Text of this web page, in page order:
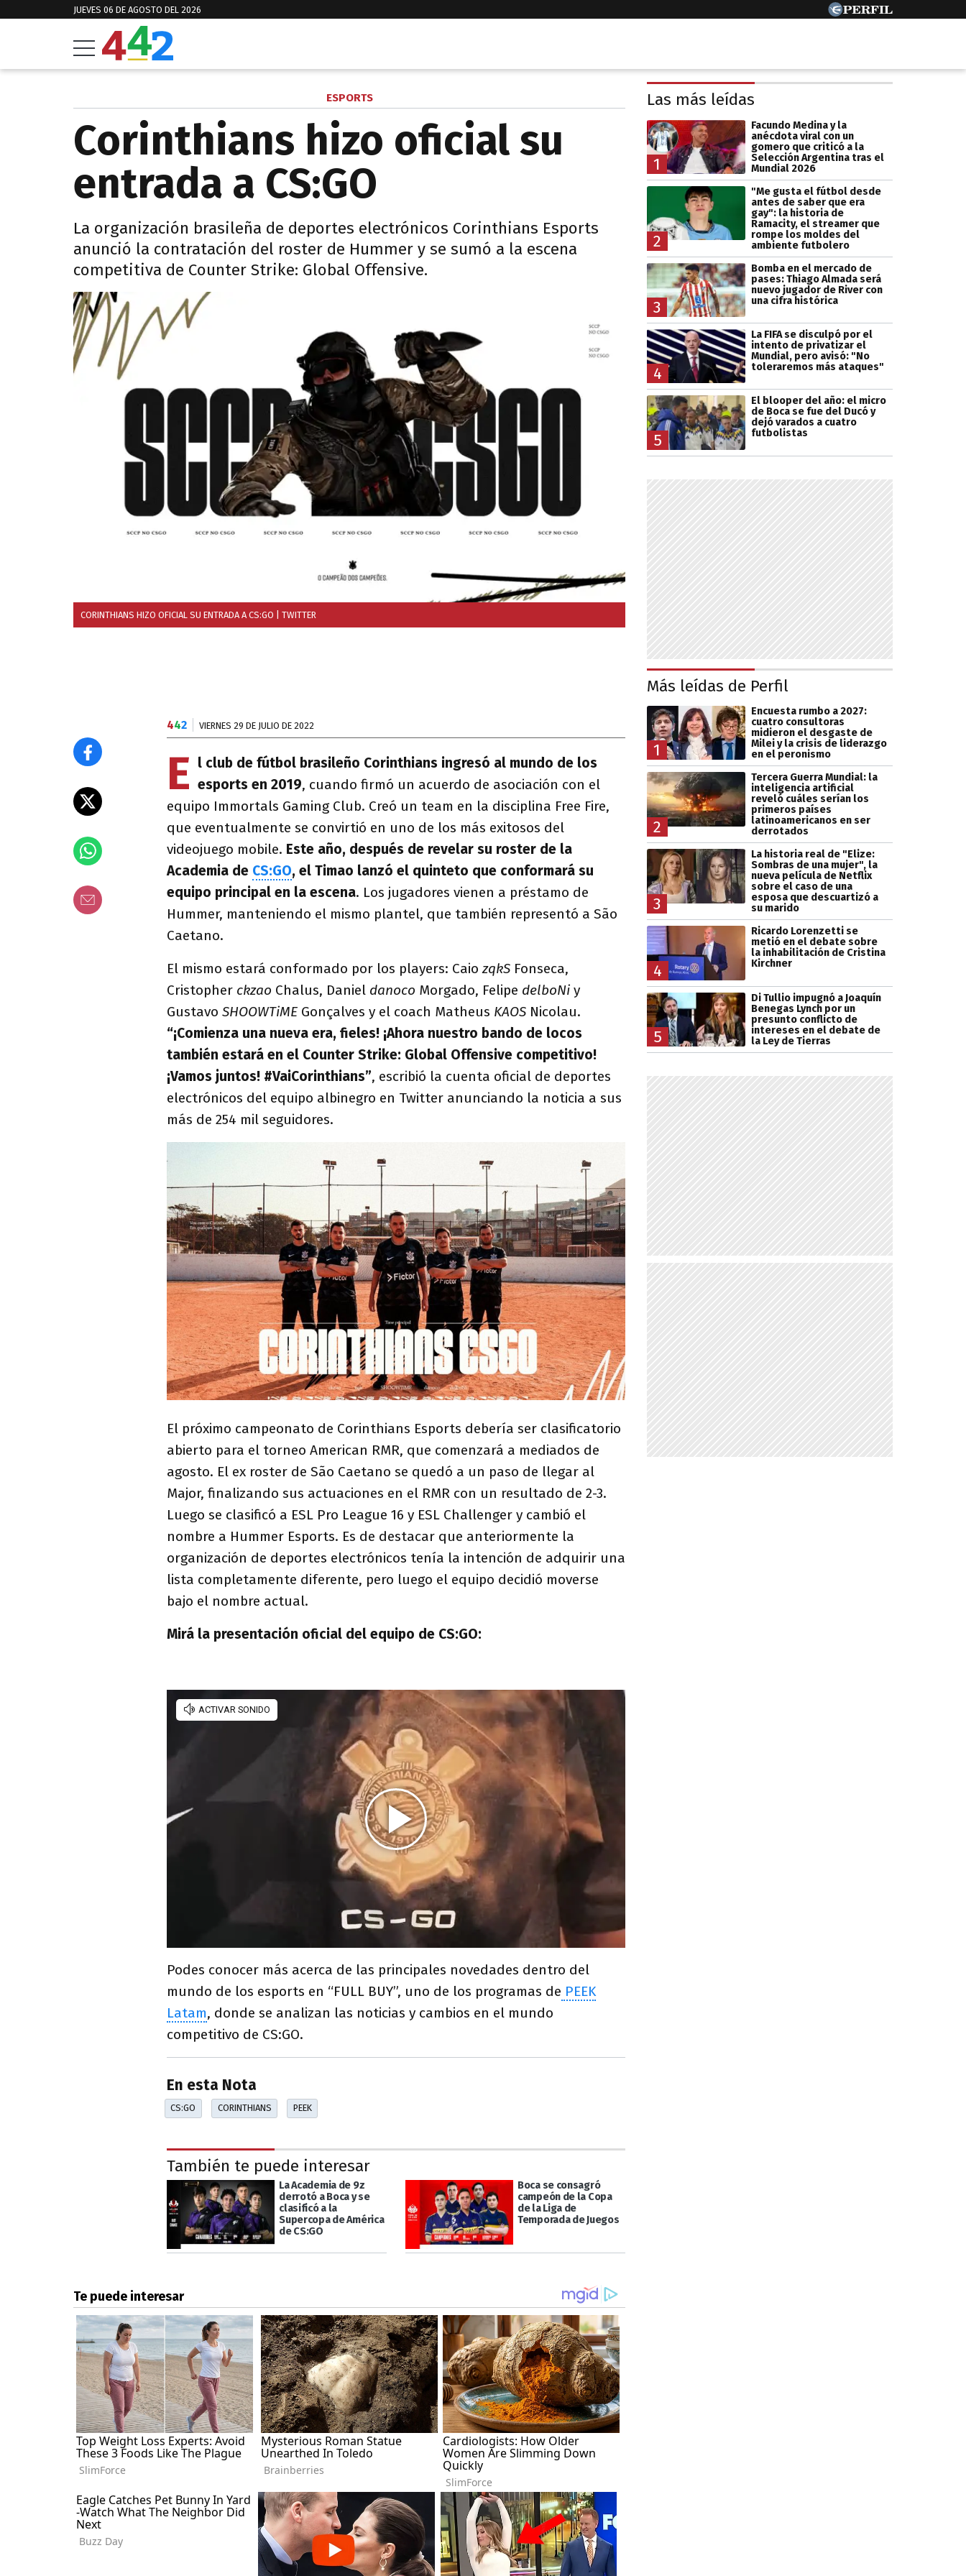
JUEVES 06 DE AGOSTO DEL 2026
ESPORTS
Corinthians hizo oficial su
entrada a CS:GO
La organización brasileña de deportes electrónicos Corinthians Esports
anunció la contratación del roster de Hummer y se sumó a la escena
competitiva de Counter Strike: Global Offensive.
CORINTHIANS HIZO OFICIAL SU ENTRADA A CS:GO | TWITTER
442 VIERNES 29 DE JULIO DE 2022
E l club de fútbol brasileño Corinthians ingresó al mundo de los
esports en 2019, cuando firmó un acuerdo de asociación con el
equipo Immortals Gaming Club. Creó un team en la disciplina Free Fire,
que eventualmente se convirtió en uno de los más exitosos del
videojuego mobile. Este año, después de revelar su roster de la
Academia de CS:GO, el Timao lanzó el quinteto que conformará su
equipo principal en la escena. Los jugadores vienen a préstamo de
Hummer, manteniendo el mismo plantel, que también representó a São
Caetano.
El mismo estará conformado por los players: CaiozqkS Fonseca,
Cristopher ckzao Chalus, Daniel danoco Morgado, Felipe delboNi y
Gustavo SHOOWTiME Gonçalves y el coach Matheus KAOS Nicolau.
“¡Comienza una nueva era, fieles! ¡Ahora nuestro bando de locos
también estará en el Counter Strike: Global Offensive competitivo!
¡Vamos juntos! #VaiCorinthians”, escribió la cuenta oficial de deportes
electrónicos del equipo albinegro en Twitter anunciando la noticia a sus
más de 254 mil seguidores.
El próximo campeonato de Corinthians Esports debería ser clasificatorio
abierto para el torneo American RMR, que comenzará a mediados de
agosto. El ex roster de São Caetano se quedó a un paso de llegar al
Major, finalizando sus actuaciones en el RMR con un resultado de 2-3.
Luego se clasificó a ESL Pro League 16 y ESL Challenger y cambió el
nombre a Hummer Esports. Es de destacar que anteriormente la
organización de deportes electrónicos tenía la intención de adquirir una
lista completamente diferente, pero luego el equipo decidió moverse
bajo el nombre actual.
Mirá la presentación oficial del equipo de CS:GO:
Podes conocer más acerca de las principales novedades dentro del
mundo de los esports en “FULL BUY”, uno de los programas de PEEK
Latam, donde se analizan las noticias y cambios en el mundo
competitivo de CS:GO.
En esta Nota
CS:GO CORINTHIANS PEEK
También te puede interesar
La Academia de 9z
derrotó a Boca y se
clasificó a la
Supercopa de América
de CS:GO
Boca se consagró
campeón de la Copa
de la Liga de
Temporada de Juegos
Las más leídas
1
Facundo Medina y la
anécdota viral con un
gomero que criticó a la
Selección Argentina tras el
Mundial 2026
2
"Me gusta el fútbol desde
antes de saber que era
gay": la historia de
Ramacity, el streamer que
rompe los moldes del
ambiente futbolero
3
Bomba en el mercado de
pases: Thiago Almada será
nuevo jugador de River con
una cifra histórica
4
La FIFA se disculpó por el
intento de privatizar el
Mundial, pero avisó: "No
toleraremos más ataques"
5
El blooper del año: el micro
de Boca se fue del Ducó y
dejó varados a cuatro
futbolistas
Más leídas de Perfil
1
Encuesta rumbo a 2027:
cuatro consultoras
midieron el desgaste de
Milei y la crisis de liderazgo
en el peronismo
2
Tercera Guerra Mundial: la
inteligencia artificial
reveló cuáles serían los
primeros países
latinoamericanos en ser
derrotados
3
La historia real de "Elize:
Sombras de una mujer", la
nueva película de Netflix
sobre el caso de una
esposa que descuartizó a
su marido
4
Ricardo Lorenzetti se
metió en el debate sobre
la inhabilitación de Cristina
Kirchner
5
Di Tullio impugnó a Joaquín
Benegas Lynch por un
presunto conflicto de
intereses en el debate de
la Ley de Tierras